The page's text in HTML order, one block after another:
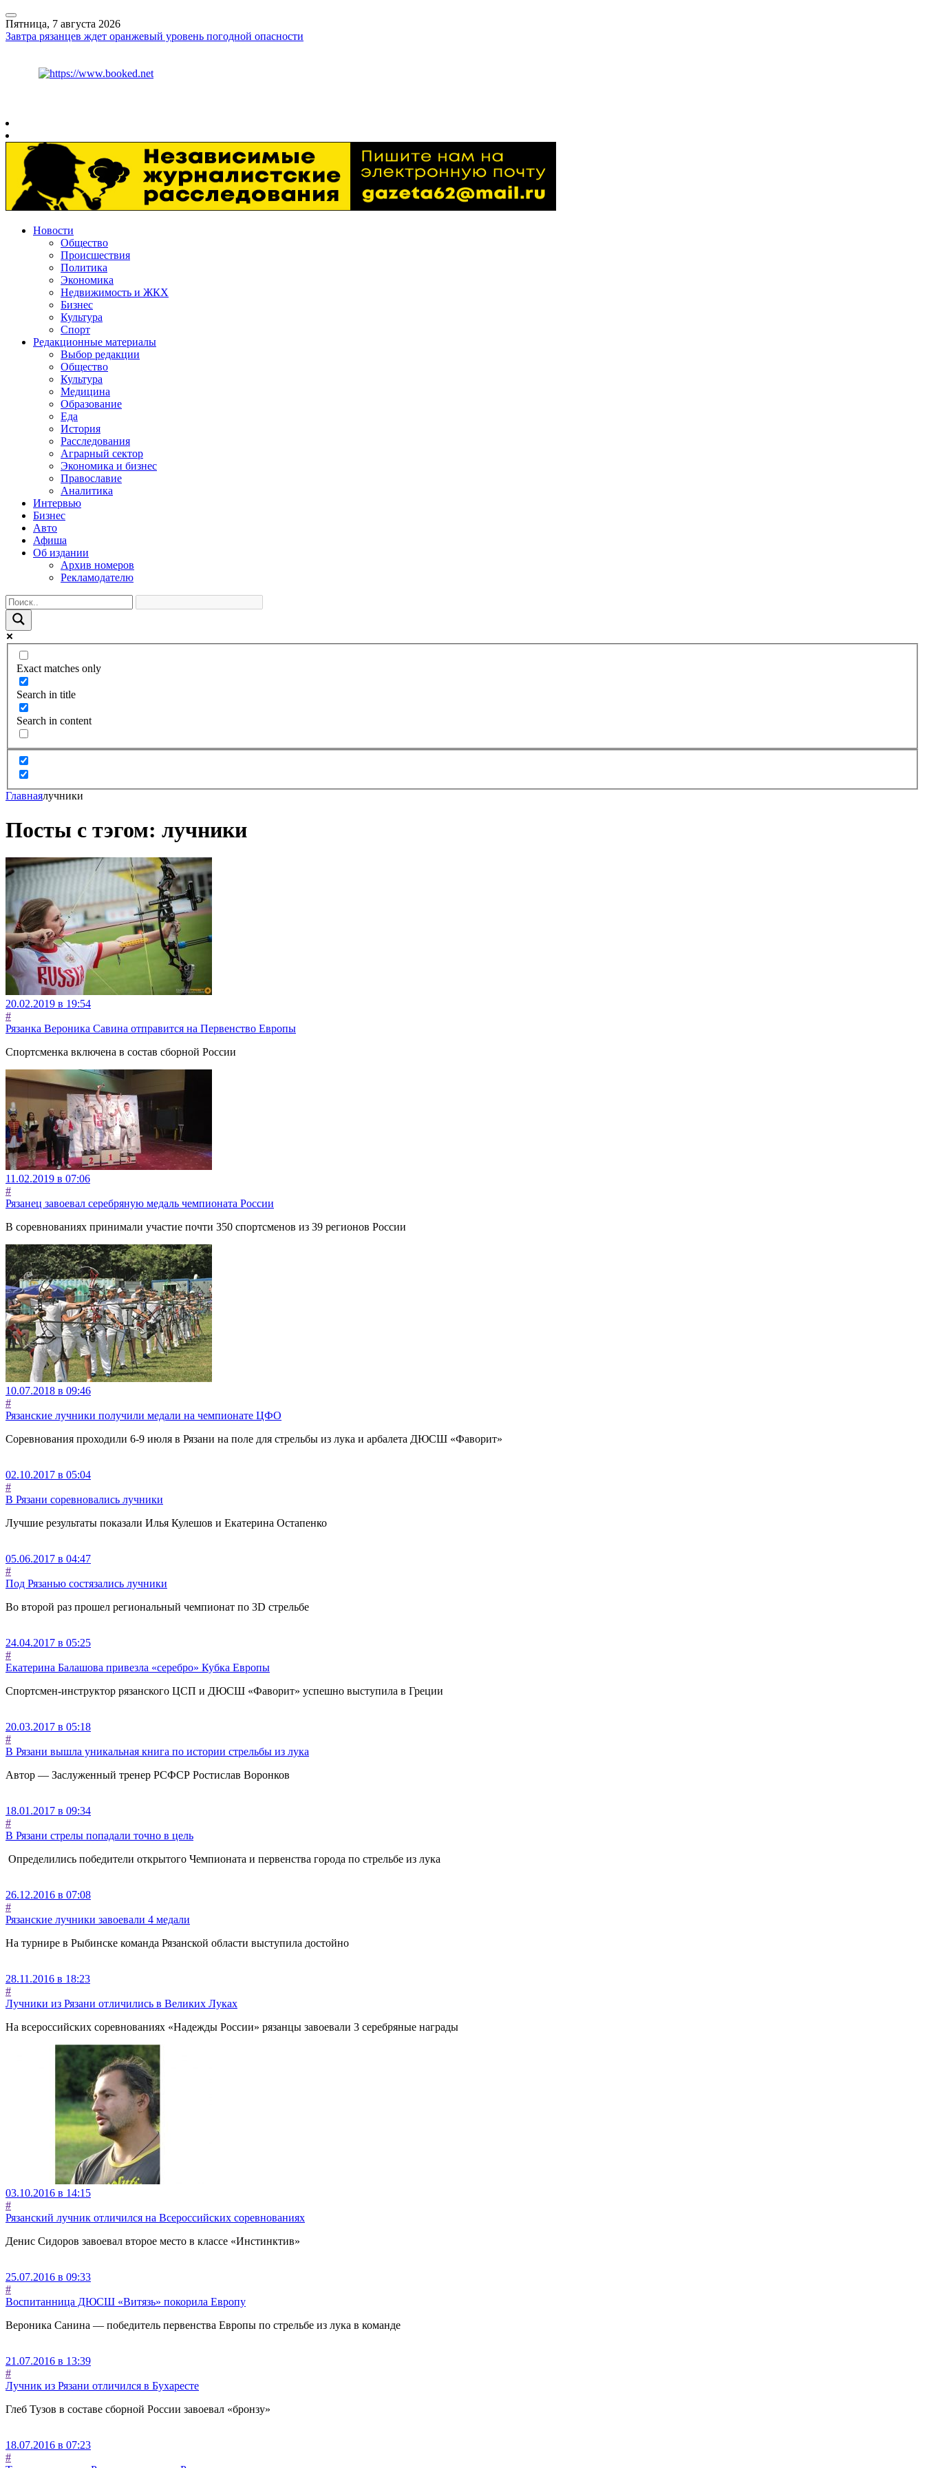
Пятница, 7 августа 2026
Завтра рязанцев ждет оранжевый уровень погодной опасности
Новости
Общество
Происшествия
Политика
Экономика
Недвижимость и ЖКХ
Бизнес
Культура
Спорт
Редакционные материалы
Выбор редакции
Общество
Культура
Медицина
Образование
Еда
История
Расследования
Аграрный сектор
Экономика и бизнес
Православие
Аналитика
Интервью
Бизнес
Авто
Афиша
Об издании
Архив номеров
Рекламодателю
Exact matches only
Search in title
Search in content
Главнаялучники
Посты с тэгом: лучники
20.02.2019 в 19:54
#
Рязанка Вероника Савина отправится на Первенство Европы
Спортсменка включена в состав сборной России
11.02.2019 в 07:06
#
Рязанец завоевал серебряную медаль чемпионата России
В соревнованиях принимали участие почти 350 спортсменов из 39 регионов России
10.07.2018 в 09:46
#
Рязанские лучники получили медали на чемпионате ЦФО
Соревнования проходили 6-9 июля в Рязани на поле для стрельбы из лука и арбалета ДЮСШ «Фаворит»
02.10.2017 в 05:04
#
В Рязани соревновались лучники
Лучшие результаты показали Илья Кулешов и Екатерина Остапенко
05.06.2017 в 04:47
#
Под Рязанью состязались лучники
Во второй раз прошел региональный чемпионат по 3D стрельбе
24.04.2017 в 05:25
#
Екатерина Балашова привезла «серебро» Кубка Европы
Спортсмен-инструктор рязанского ЦСП и ДЮСШ «Фаворит» успешно выступила в Греции
20.03.2017 в 05:18
#
В Рязани вышла уникальная книга по истории стрельбы из лука
Автор — Заслуженный тренер РСФСР Ростислав Воронков
18.01.2017 в 09:34
#
В Рязани стрелы попадали точно в цель
Определились победители открытого Чемпионата и первенства города по стрельбе из лука
26.12.2016 в 07:08
#
Рязанские лучники завоевали 4 медали
На турнире в Рыбинске команда Рязанской области выступила достойно
28.11.2016 в 18:23
#
Лучники из Рязани отличились в Великих Луках
На всероссийских соревнованиях «Надежды России» рязанцы завоевали 3 серебряные награды
03.10.2016 в 14:15
#
Рязанский лучник отличился на Всероссийских соревнованиях
Денис Сидоров завоевал второе место в классе «Инстинктив»
25.07.2016 в 09:33
#
Воспитанница ДЮСШ «Витязь» покорила Европу
Вероника Санина — победитель первенства Европы по стрельбе из лука в команде
21.07.2016 в 13:39
#
Лучник из Рязани отличился в Бухаресте
Глеб Тузов в составе сборной России завоевал «бронзу»
18.07.2016 в 07:23
#